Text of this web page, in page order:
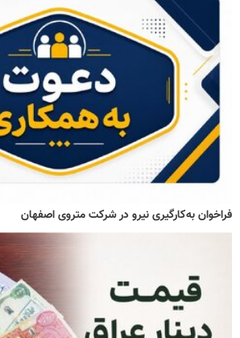
فراخوان به‌کارگیری نیرو در شرکت متروی اصفهان